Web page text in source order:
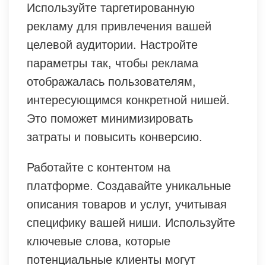
Используйте таргетированную
рекламу для привлечения вашей
целевой аудитории. Настройте
параметры так, чтобы реклама
отображалась пользователям,
интересующимся конкретной нишей.
Это поможет минимизировать
затраты и повысить конверсию.
Работайте с контентом на
платформе. Создавайте уникальные
описания товаров и услуг, учитывая
специфику вашей ниши. Используйте
ключевые слова, которые
потенциальные клиенты могут